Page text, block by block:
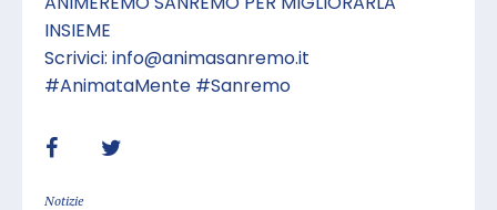
INSIEME
Scrivici: info@animasanremo.it
#AnimataMente #Sanremo
Notizie